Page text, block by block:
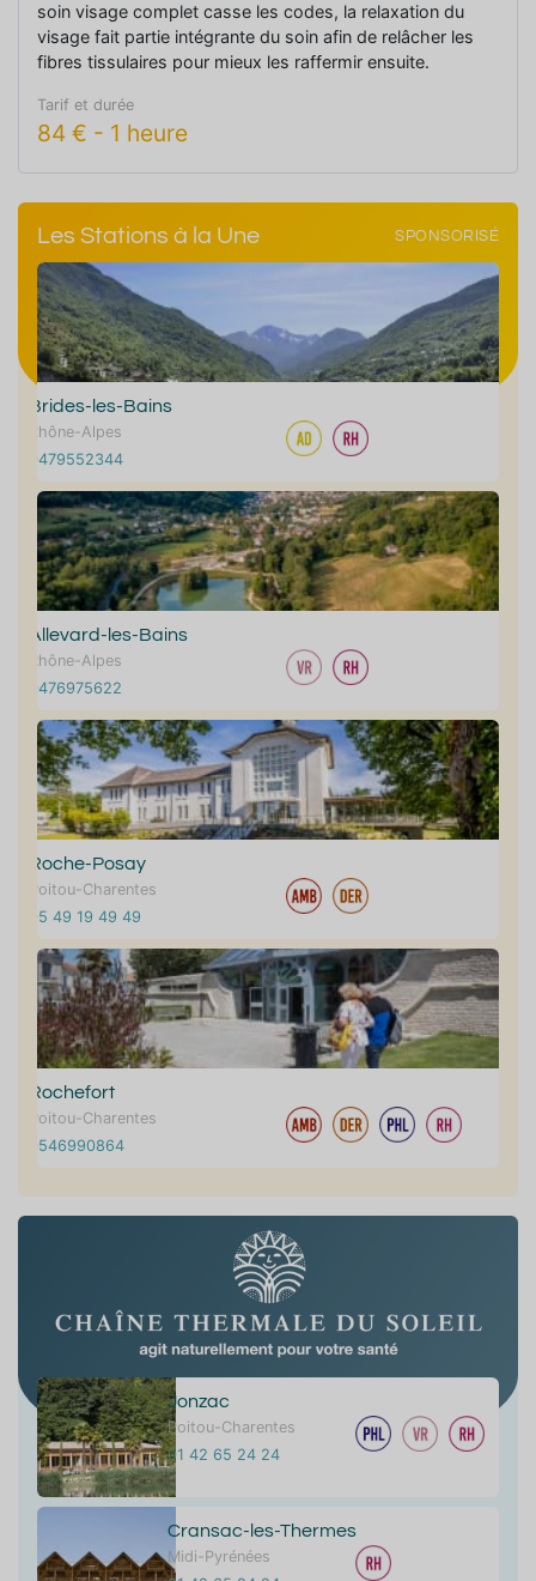
soin visage complet casse les codes, la relaxation du
visage fait partie intégrante du soin afin de relâcher les
fibres tissulaires pour mieux les raffermir ensuite.
Tarif et durée
84 € - 1 heure
Les Stations à la Une SPONSORISÉ
Brides-les-Bains
Rhône-Alpes
0479552344
Allevard-les-Bains
Rhône-Alpes
0476975622
Roche-Posay
Poitou-Charentes
05 49 19 49 49
Rochefort
Poitou-Charentes
0546990864
Jonzac
Poitou-Charentes
01 42 65 24 24
Cransac-les-Thermes
Midi-Pyrénées